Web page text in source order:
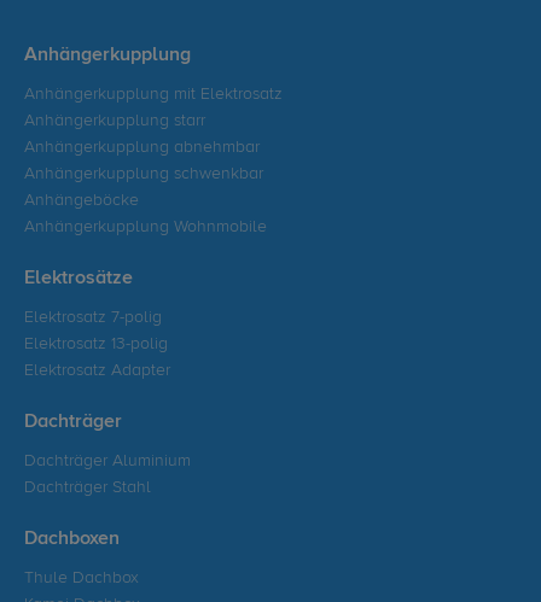
Anhängerkupplung
Anhängerkupplung mit Elektrosatz
Anhängerkupplung starr
Anhängerkupplung abnehmbar
Anhängerkupplung schwenkbar
Anhängeböcke
Anhängerkupplung Wohnmobile
Elektrosätze
Elektrosatz 7-polig
Elektrosatz 13-polig
Elektrosatz Adapter
Dachträger
Dachträger Aluminium
Dachträger Stahl
Dachboxen
Thule Dachbox